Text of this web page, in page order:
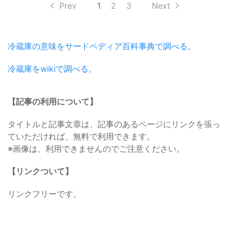
Prev 1 2 3 Next
冷蔵庫の意味をサードペディア百科事典で調べる。
冷蔵庫をwikiで調べる。
【記事の利用について】
タイトルと記事文章は、記事のあるページにリンクを張っ
ていただければ、無料で利用できます。
※画像は、利用できませんのでご注意ください。
【リンクついて】
リンクフリーです。